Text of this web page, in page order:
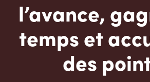
l’avance,
temps et
des